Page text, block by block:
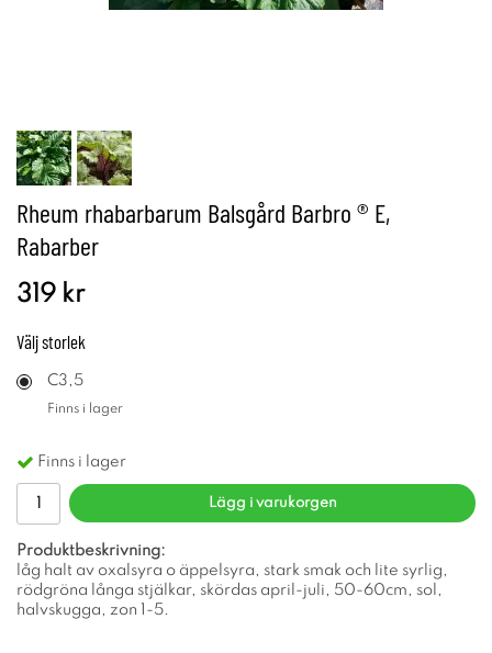
Rheum rhabarbarum Balsgård Barbro ® E,
Rabarber
319 kr
Väljstorlek
C3,5
Finns i lager
Finns i lager
Lägg i varukorgen
Produktbeskrivning:
låg halt av oxalsyra o äppelsyra, stark smak och lite syrlig,
rödgröna långa stjälkar, skördas april-juli, 50-60cm, sol,
halvskugga, zon 1-5.